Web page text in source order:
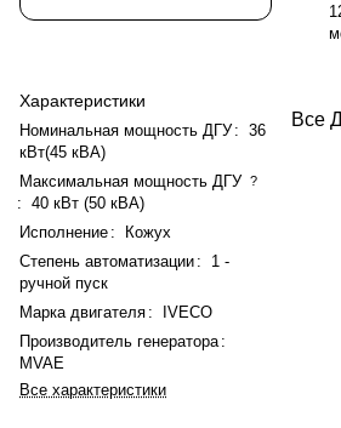
Характеристики
Номинальная мощность ДГУ : 36
кВт(45 кВА)
Максимальная мощность ДГУ ?
: 40 кВт (50 кВА)
Исполнение :
Кожух
Степень автоматизации :
1 -
ручной пуск
Марка двигателя :
IVECO
Производитель генератора :
MVAE
Все характеристики